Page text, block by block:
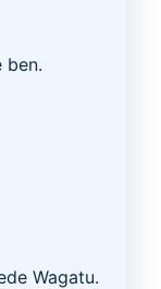
ben.
Wagatu.